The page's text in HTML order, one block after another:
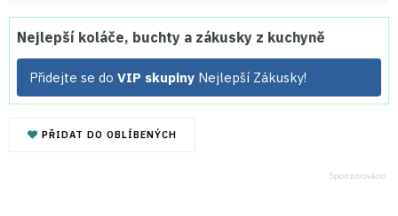
Nejlepší koláče, buchty a zákusky z kuchyně
Přidejte se do VIP skupiny Nejlepší Zákusky!
PŘIDAT DO OBLÍBENÝCH